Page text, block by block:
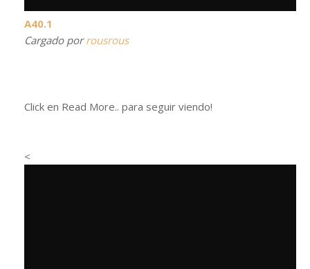
A40.1
Cargado porrousrous
Click en Read More.. para seguir viendo!
<